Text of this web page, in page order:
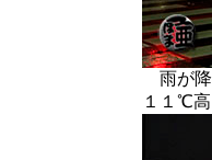
雨が降
１１℃高